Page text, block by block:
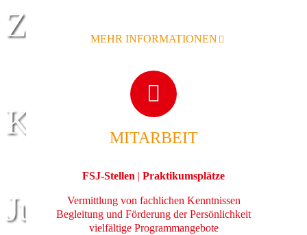
Zentrum für
Kinder
Jugend
MEHR INFORMATIONEN
MITARBEIT
FSJ-Stellen | Praktikumsplätze
Vermittlung von fachlichen Kenntnissen
Begleitung und Förderung der Persönlichkeit
vielfältige Programmangebote